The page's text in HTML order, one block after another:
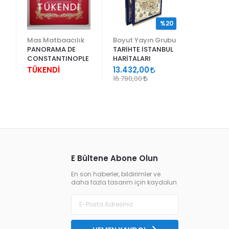
TÜKENDİ
Mas Matbaacılık
PANORAMA DE
CONSTANTINOPLE
TÜKENDİ
Boyut Yayın Grubu
TARİHTE İSTANBUL
HARİTALARI
13.432,00
16.790,00
%20
E Bültene Abone Olun
En son haberler, bildirimler ve
daha fazla tasarım için kaydolun